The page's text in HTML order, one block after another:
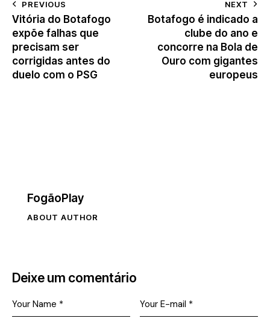
p o
k
PREVIOUS
Vitória do Botafogo
expõe falhas que
precisam ser
corrigidas antes do
duelo com o PSG
NEXT
Botafogo é indicado a
clube do ano e
concorre na Bola de
Ouro com gigantes
europeus
FogãoPlay
ABOUT AUTHOR
Deixe um comentário